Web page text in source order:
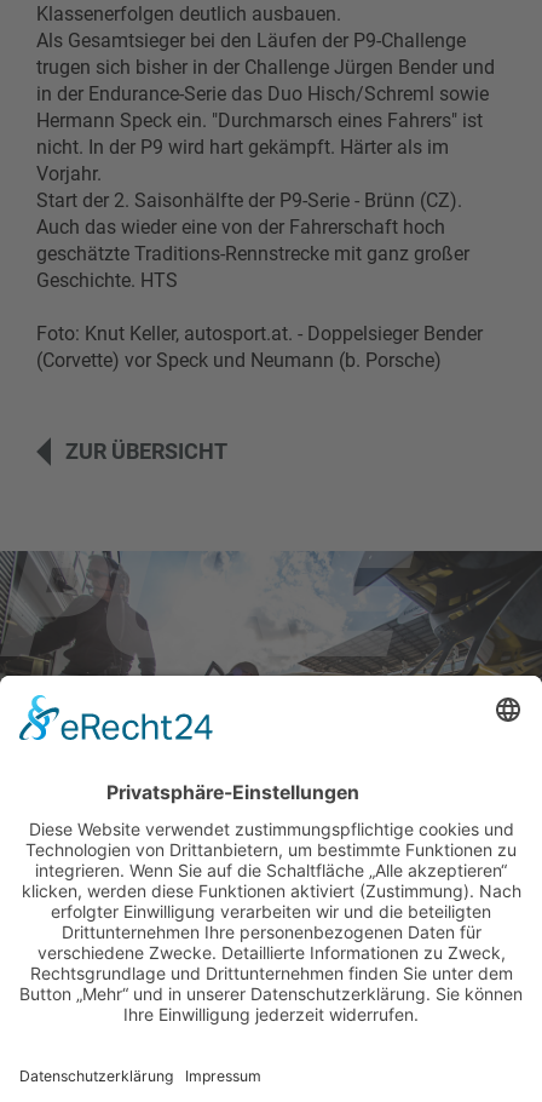
Klassenerfolgen deutlich ausbauen.
Als Gesamtsieger bei den Läufen der P9-Challenge
trugen sich bisher in der Challenge Jürgen Bender und
in der Endurance-Serie das Duo Hisch/Schreml sowie
Hermann Speck ein. "Durchmarsch eines Fahrers" ist
nicht. In der P9 wird hart gekämpft. Härter als im
Vorjahr.
Start der 2. Saisonhälfte der P9-Serie - Brünn (CZ).
Auch das wieder eine von der Fahrerschaft hoch
geschätzte Traditions-Rennstrecke mit ganz großer
Geschichte. HTS
Foto: Knut Keller, autosport.at. - Doppelsieger Bender
(Corvette) vor Speck und Neumann (b. Porsche)
ZUR ÜBERSICHT
BILDER & VIDEOS
ALLE NEWS PER E-MAIL